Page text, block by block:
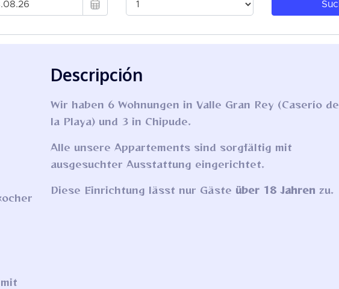
Descripción
Wir haben 6 Wohnungen in Valle Gran Rey (Caserío de
la Playa) und 3 in Chipude.
Alle unsere Appartements sind sorgfältig mit
ausgesuchter Ausstattung eingerichtet.
Diese Einrichtung lässt nur Gäste über 18 Jahren zu.